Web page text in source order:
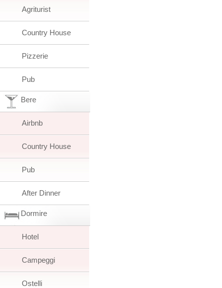
Agriturist
Country House
Pizzerie
Pub
Bere
Airbnb
Country House
Pub
After Dinner
Dormire
Hotel
Campeggi
Ostelli